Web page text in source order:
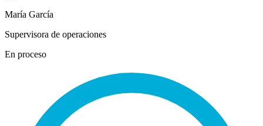
María García
Supervisora de operaciones
En proceso